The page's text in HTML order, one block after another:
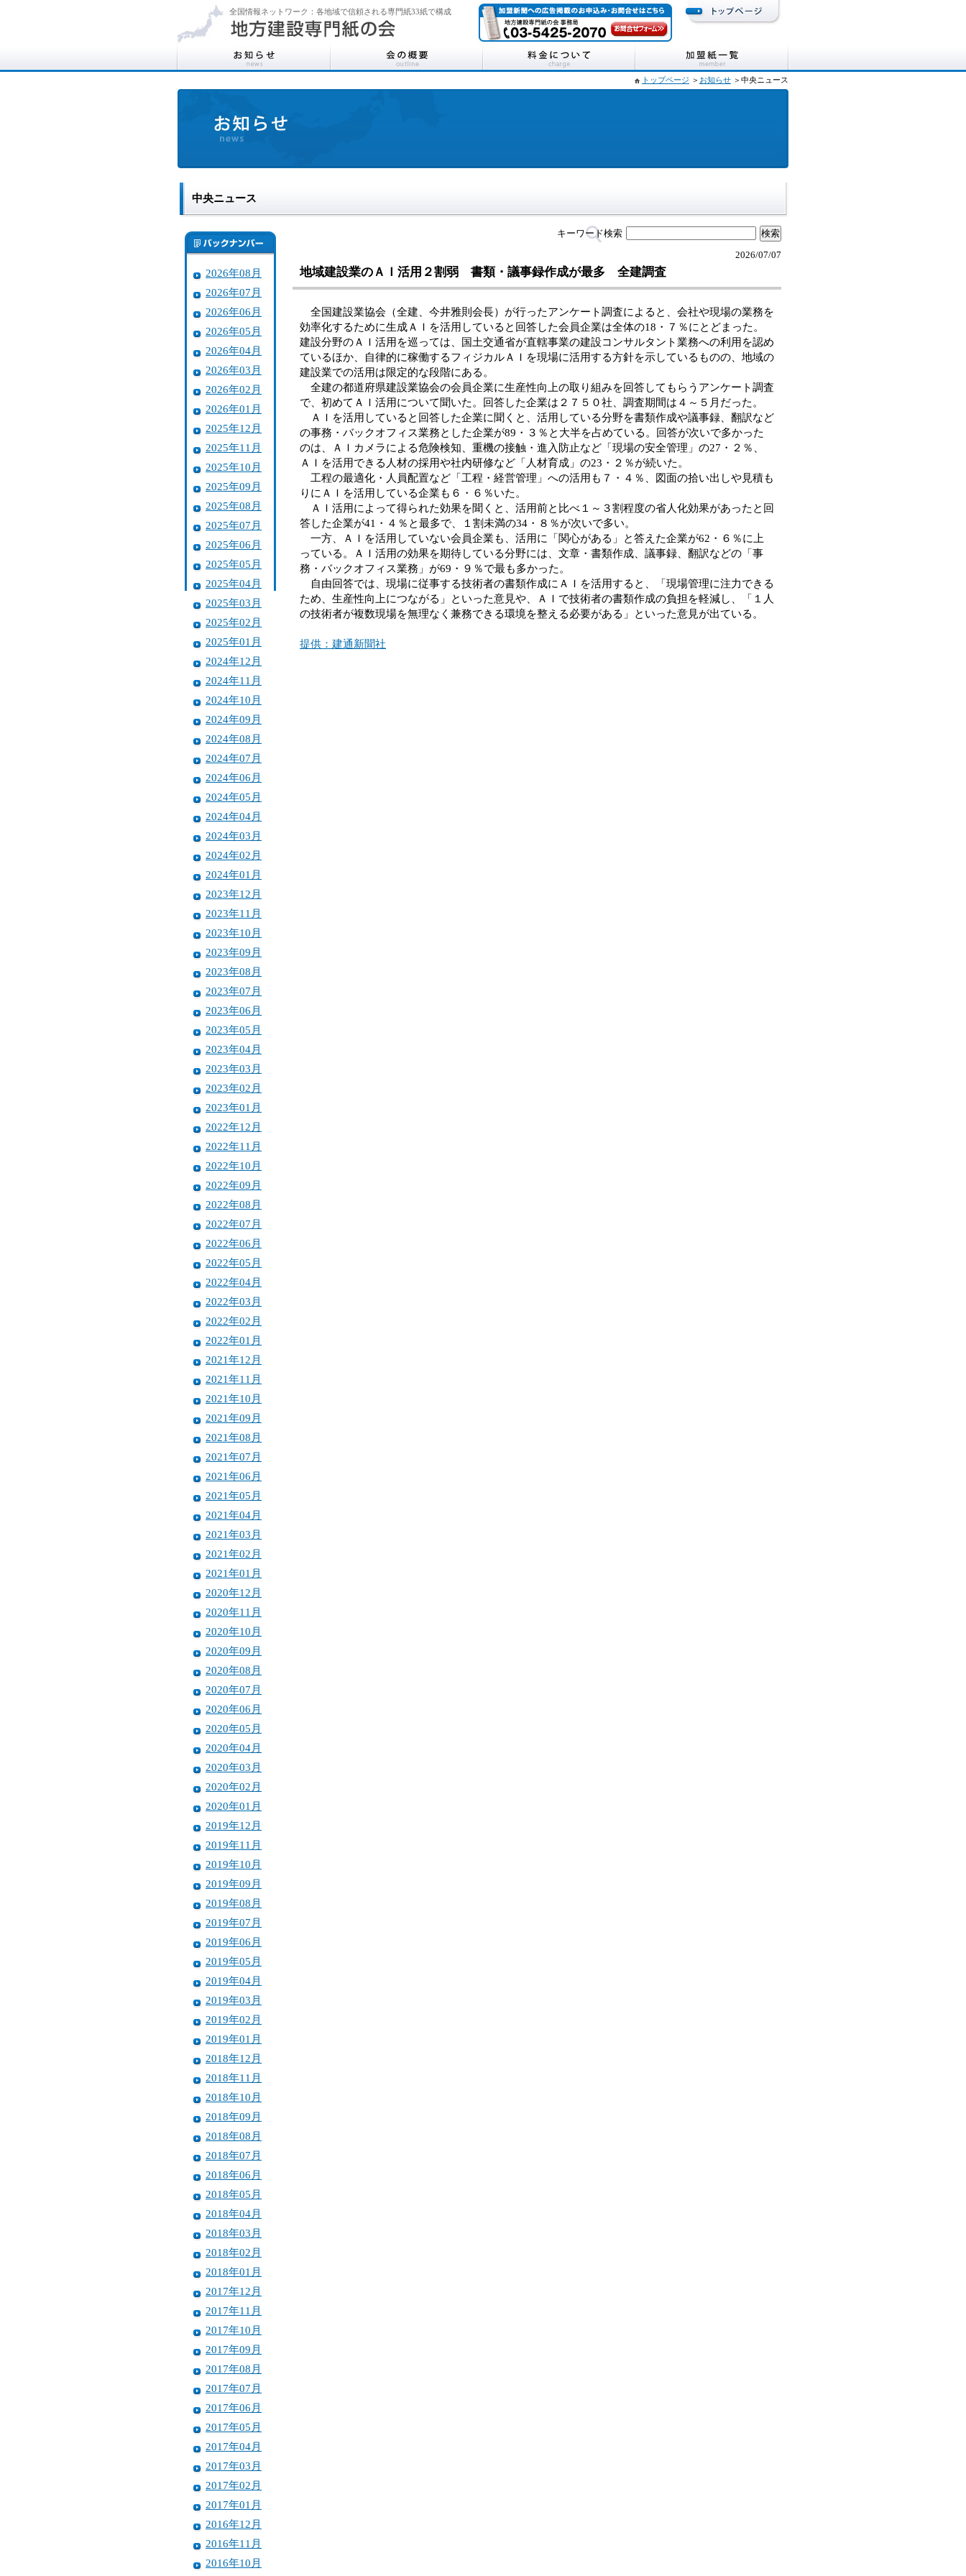
全国情報ネットワーク：各地域で信頼される専門紙33紙で構成
トップページ ＞ お知らせ ＞中央ニュース
中央ニュース
2026年08月
2026年07月
2026年06月
2026年05月
2026年04月
2026年03月
2026年02月
2026年01月
2025年12月
2025年11月
2025年10月
2025年09月
2025年08月
2025年07月
2025年06月
2025年05月
2025年04月
2025年03月
2025年02月
2025年01月
2024年12月
2024年11月
2024年10月
2024年09月
2024年08月
2024年07月
2024年06月
2024年05月
2024年04月
2024年03月
2024年02月
2024年01月
2023年12月
2023年11月
2023年10月
2023年09月
2023年08月
2023年07月
2023年06月
2023年05月
2023年04月
2023年03月
2023年02月
2023年01月
2022年12月
2022年11月
2022年10月
2022年09月
2022年08月
2022年07月
2022年06月
2022年05月
2022年04月
2022年03月
2022年02月
2022年01月
2021年12月
2021年11月
2021年10月
2021年09月
2021年08月
2021年07月
2021年06月
2021年05月
2021年04月
2021年03月
2021年02月
2021年01月
2020年12月
2020年11月
2020年10月
2020年09月
2020年08月
2020年07月
2020年06月
2020年05月
2020年04月
2020年03月
2020年02月
2020年01月
2019年12月
2019年11月
2019年10月
2019年09月
2019年08月
2019年07月
2019年06月
2019年05月
2019年04月
2019年03月
2019年02月
2019年01月
2018年12月
2018年11月
2018年10月
2018年09月
2018年08月
2018年07月
2018年06月
2018年05月
2018年04月
2018年03月
2018年02月
2018年01月
2017年12月
2017年11月
2017年10月
2017年09月
2017年08月
2017年07月
2017年06月
2017年05月
2017年04月
2017年03月
2017年02月
2017年01月
2016年12月
2016年11月
2016年10月
キーワード検索
2026/07/07
地域建設業のＡＩ活用２割弱 書類・議事録作成が最多 全建調査
全国建設業協会（全建、今井雅則会長）が行ったアンケート調査によると、会社や現場の業務を
効率化するために生成ＡＩを活用していると回答した会員企業は全体の18・７％にとどまった。
建設分野のＡＩ活用を巡っては、国土交通省が直轄事業の建設コンサルタント業務への利用を認め
ているほか、自律的に稼働するフィジカルＡＩを現場に活用する方針を示しているものの、地域の
建設業での活用は限定的な段階にある。
全建の都道府県建設業協会の会員企業に生産性向上の取り組みを回答してもらうアンケート調査
で、初めてＡＩ活用について聞いた。回答した企業は２７５０社、調査期間は４～５月だった。
ＡＩを活用していると回答した企業に聞くと、活用している分野を書類作成や議事録、翻訳など
の事務・バックオフィス業務とした企業が89・３％と大半を占めている。回答が次いで多かった
のは、ＡＩカメラによる危険検知、重機の接触・進入防止など「現場の安全管理」の27・２％、
ＡＩを活用できる人材の採用や社内研修など「人材育成」の23・２％が続いた。
工程の最適化・人員配置など「工程・経営管理」への活用も７・４％、図面の拾い出しや見積も
りにＡＩを活用している企業も６・６％いた。
ＡＩ活用によって得られた効果を聞くと、活用前と比べ１～３割程度の省人化効果があったと回
答した企業が41・４％と最多で、１割未満の34・８％が次いで多い。
一方、ＡＩを活用していない会員企業も、活用に「関心がある」と答えた企業が62・６％に上
っている。ＡＩ活用の効果を期待している分野には、文章・書類作成、議事録、翻訳などの「事
務・バックオフィス業務」が69・９％で最も多かった。
自由回答では、現場に従事する技術者の書類作成にＡＩを活用すると、「現場管理に注力できる
ため、生産性向上につながる」といった意見や、ＡＩで技術者の書類作成の負担を軽減し、「１人
の技術者が複数現場を無理なく兼務できる環境を整える必要がある」といった意見が出ている。
提供：建通新聞社